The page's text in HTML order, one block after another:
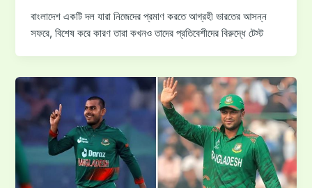
বাংলাদেশ একটি দল যারা নিজেদের প্রমাণ করতে আগ্রহী ভারতের আসন্ন
সফরে, বিশেষ করে কারণ তারা কখনও তাদের প্রতিবেশীদের বিরুদ্ধে টেস্ট